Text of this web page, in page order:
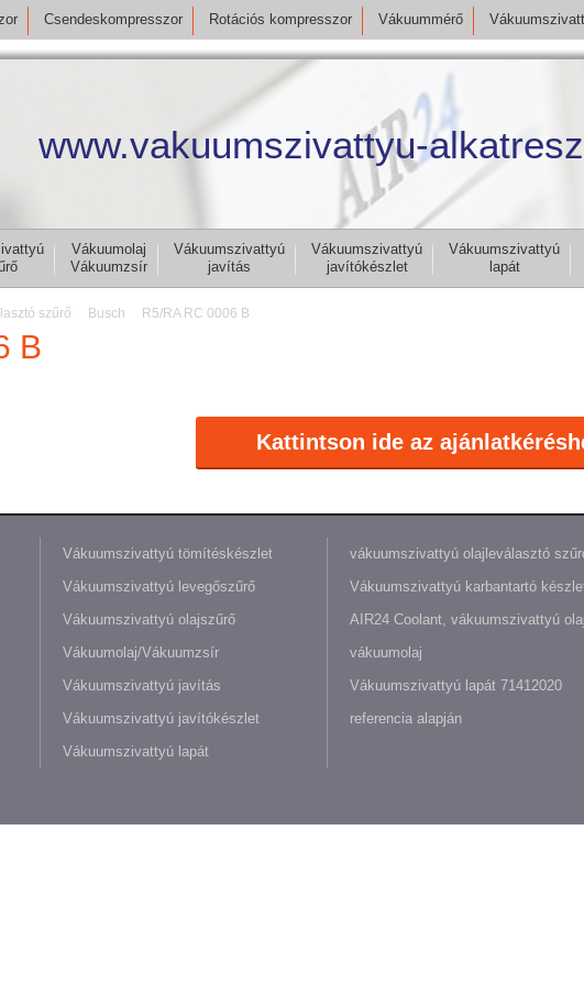
Csendeskompresszor Rotációs kompresszor Vákuummérő
www.vakuumszivattyu-
Vákuumolaj
Vákuumzsír
Vákuumszivattyú
javítás
Vákuumszivattyú
javítókészlet
Vákuumszivattyú
lapát
szűrő Busch R5/RA RC 0006 B
B
Kattintson ide az
Vákuumszivattyú tömítéskészlet
Vákuumszivattyú levegőszűrő
Vákuumszivattyú olajszűrő
Vákuumolaj/Vákuumzsír
Vákuumszivattyú javítás
Vákuumszivattyú javítókészlet
Vákuumszivattyú lapát
vákuumszivattyú olajleválasztó
Vákuumszivattyú karbantartó
AIR24 Coolant, vákuumszivattyú
vákuumolaj
Vákuumszivattyú lapát 71412020
referencia alapján